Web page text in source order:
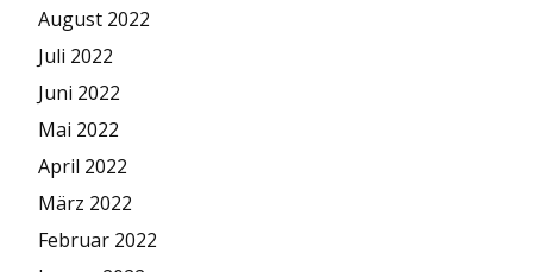
August 2022
Juli 2022
Juni 2022
Mai 2022
April 2022
März 2022
Februar 2022